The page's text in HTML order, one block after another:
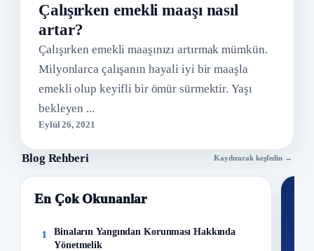
Çalışırken emekli maaşı nasıl
artar?
Çalışırken emekli maaşınızı artırmak mümkün.
Milyonlarca çalışanın hayali iyi bir maaşla
emekli olup keyifli bir ömür sürmektir. Yaşı
bekleyen ...
Eylül 26, 2021
Blog Rehberi Kaydırarak keşfedin →
En Çok Okunanlar
1
Binaların Yangından Korunması Hakkında
Yönetmelik